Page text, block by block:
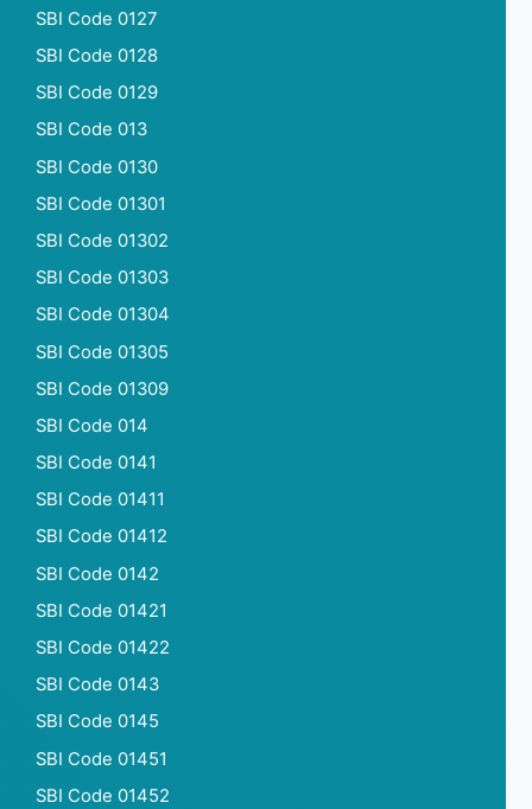
SBI Code 0127
SBI Code 0128
SBI Code 0129
SBI Code 013
SBI Code 0130
SBI Code 01301
SBI Code 01302
SBI Code 01303
SBI Code 01304
SBI Code 01305
SBI Code 01309
SBI Code 014
SBI Code 0141
SBI Code 01411
SBI Code 01412
SBI Code 0142
SBI Code 01421
SBI Code 01422
SBI Code 0143
SBI Code 0145
SBI Code 01451
SBI Code 01452